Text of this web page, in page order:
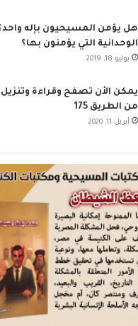
هل يؤمن المسيحيون بإله
الوحدانية التي يؤمنون بها؟
يوليو 18, 2019
يمكن الأن تصفح وقراءة وتنزيل
من الطريق 175
أبريل 11, 2020